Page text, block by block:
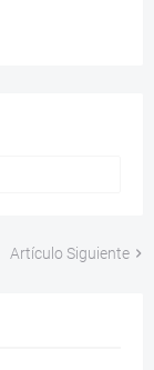
Artículo Siguiente